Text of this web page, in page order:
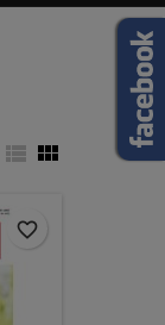
 
favorite_border